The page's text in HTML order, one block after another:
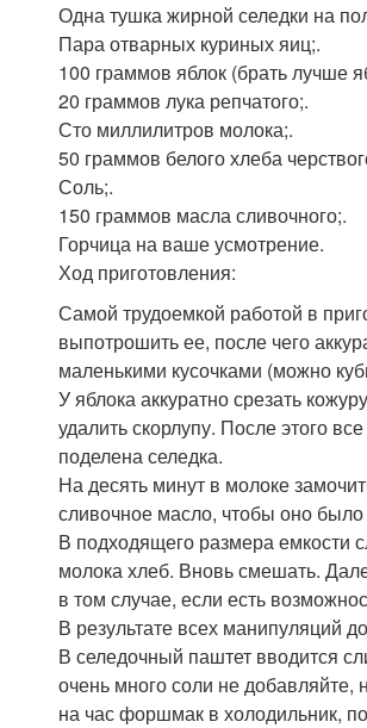
Одна тушка жирной селедки на
Пара отварных куриных яиц;.
100 граммов яблок (брать лучше
20 граммов лука репчатого;.
Сто миллилитров молока;.
50 граммов белого хлеба
Соль;.
150 граммов масла сливочного;.
Горчица на ваше усмотрение.
Ход приготовления:
Самой трудоемкой работой в
выпотрошить ее, после чего
маленькими кусочками (можно
У яблока аккуратно срезать
удалить скорлупу. После этого
поделена селедка.
На десять минут в молоке
сливочное масло, чтобы оно
В подходящего размера емкости
молока хлеб. Вновь смешать.
в том случае, если есть
В результате всех манипуляций
В селедочный паштет вводится
очень много соли не добавляйте,
на час форшмак в холодильник,